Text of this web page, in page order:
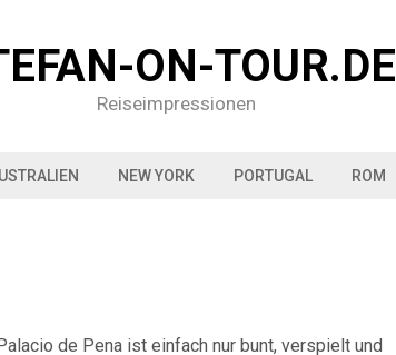
ON-TOUR.DE
Reiseimpressionen
NEW YORK PORTUGAL ROM
de Pena ist einfach nur bunt, verspielt und